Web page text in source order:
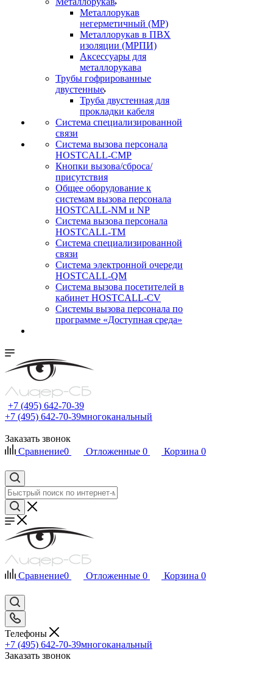
Металлорукав
негерметичный (МР)
Металлорукав в ПВХ
изоляции (МРПИ)
Аксессуары для
металлорукава
Трубы гофрированные
двустенные
Труба двустенная для
прокладки кабеля
Система специализированной
связи
Cистема вызова персонала
HOSTCALL-CMP
Кнопки вызова/сброса/
присутствия
Общее оборудование к
системам вызова персонала
HOSTCALL-NM и NP
Система вызова персонала
HOSTCALL-TM
Система специализированной
связи
Система электронной очереди
HOSTCALL-QM
Cистема вызова посетителей в
кабинет HOSTCALL-CV
Системы вызова персонала по
программе «Доступная среда»
+7 (495) 642-70-39
+7 (495) 642-70-39многоканальный
Заказать звонок
Сравнение0 Отложенные 0 Корзина 0
Сравнение0 Отложенные 0 Корзина 0
Телефоны
+7 (495) 642-70-39многоканальный
Заказать звонок